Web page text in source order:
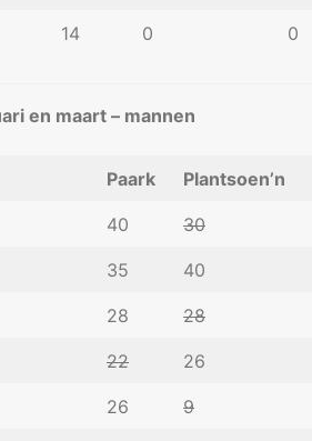
14 0 0
en maart – mannen
Paark Plantsoen’n
40 30
35 40
28 28
22 26
26 9